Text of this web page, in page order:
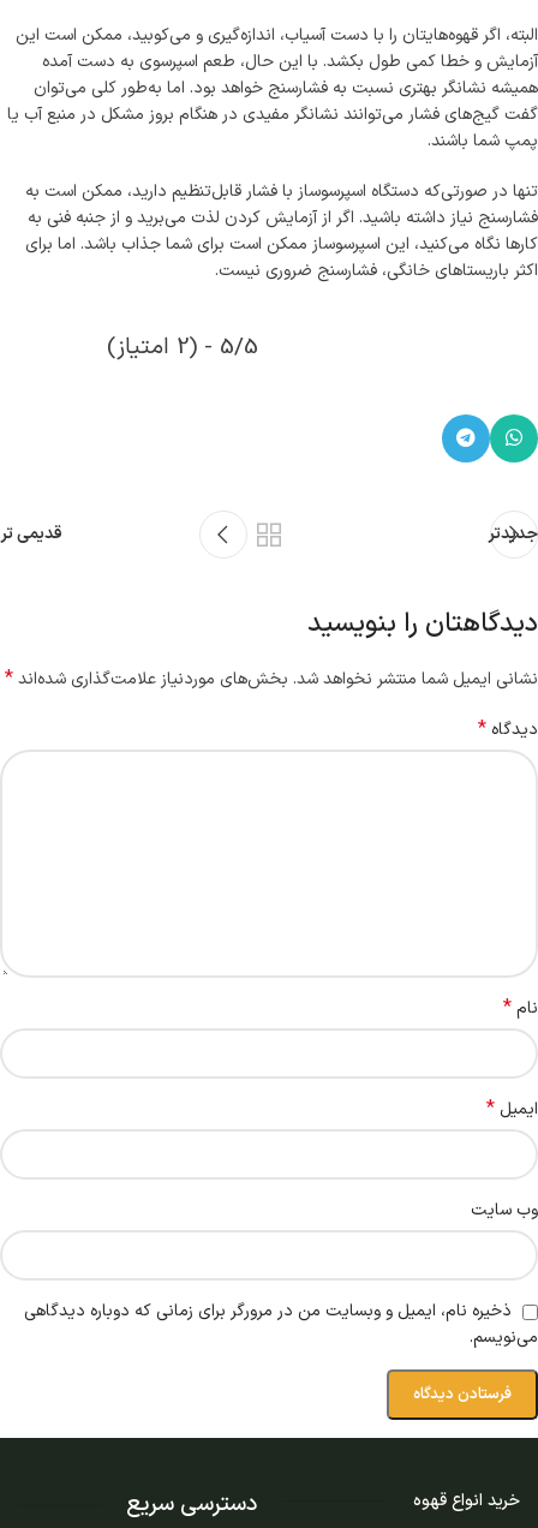
البته، اگر قهوه‌هایتان را با دست آسیاب، اندازه‌گیری و می‌کوبید، ممکن است این
آزمایش و خطا کمی طول بکشد. با این حال، طعم اسپرسوی به دست آمده
همیشه نشانگر بهتری نسبت به فشارسنج خواهد بود. اما به‌طور کلی می‌توان
گفت گیج‌های فشار می‌توانند نشانگر مفیدی در هنگام بروز مشکل در منبع آب یا
پمپ شما باشند.
تنها در صورتی‌که دستگاه اسپرسوساز با فشار قابل‌تنظیم دارید، ممکن است به
فشارسنج نیاز داشته باشید. اگر از آزمایش کردن لذت می‌برید و از جنبه فنی به
کارها نگاه می‌کنید، این اسپرسوساز ممکن است برای شما جذاب باشد. اما برای
اکثر باریستاهای خانگی، فشارسنج ضروری نیست.
5/5 - (2 امتیاز)
جدیدتر قدیمی تر
دیدگاهتان را بنویسید
نشانی ایمیل شما منتشر نخواهد شد. بخش‌های موردنیاز علامت‌گذاری شده‌اند*
دیدگاه *
نام*
ایمیل *
وب‌ سایت
ذخیره نام، ایمیل و وبسایت من در مرورگر برای زمانی که دوباره دیدگاهی
می‌نویسم.
خرید انواع قهوه دسترسی سریع